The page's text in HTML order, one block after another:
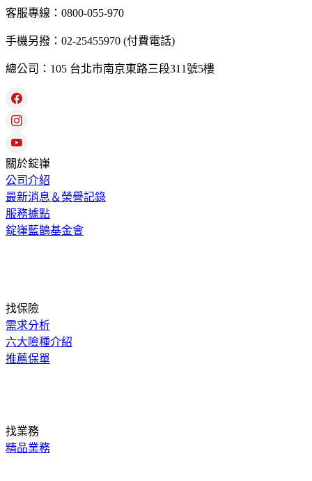
客服專線：0800-055-970
手機另撥：02-25455970 (付費電話)
總公司：105 台北市南京東路三段311號5樓
關於錠嵂
公司介紹
最新消息＆榮譽記錄
服務據點
錠嵂藍鵲基金會
找保險
需求分析
六大險種介紹
推薦保單
找業務
精品業務